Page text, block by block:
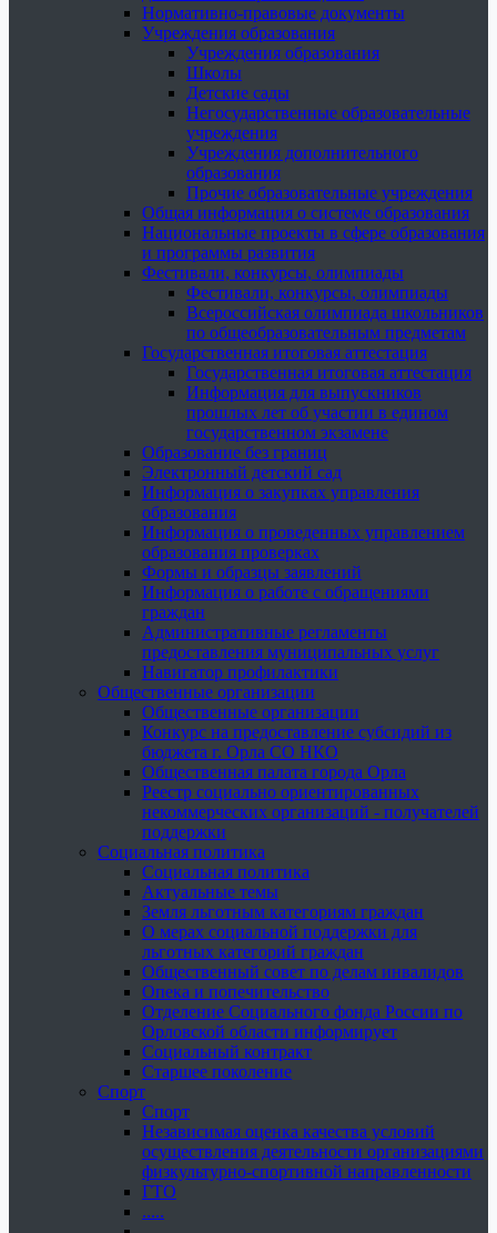
Нормативно-правовые документы
Учреждения образования
Учреждения образования
Школы
Детские сады
Негосударственные образовательные
учреждения
Учреждения дополнительного
образования
Прочие образовательные учреждения
Общая информация о системе образования
Национальные проекты в сфере образования
и программы развития
Фестивали, конкурсы, олимпиады
Фестивали, конкурсы, олимпиады
Всероссийская олимпиада школьников
по общеобразовательным предметам
Государственная итоговая аттестация
Государственная итоговая аттестация
Информация для выпускников
прошлых лет об участии в едином
государственном экзамене
Образование без границ
Электронный детский сад
Информация о закупках управления
образования
Информация о проведенных управлением
образования проверках
Формы и образцы заявлений
Информация о работе с обращениями
граждан
Административные регламенты
предоставления муниципальных услуг
Навигатор профилактики
Общественные организации
Общественные организации
Конкурс на предоставление субсидий из
бюджета г. Орла СО НКО
Общественная палата города Орла
Реестр социально ориентированных
некоммерческих организаций - получателей
поддержки
Социальная политика
Социальная политика
Актуальные темы
Земля льготным категориям граждан
О мерах социальной поддержки для
льготных категорий граждан
Общественный совет по делам инвалидов
Опека и попечительство
Отделение Социального фонда России по
Орловской области информирует
Социальный контракт
Старшее поколение
Спорт
Спорт
Независимая оценка качества условий
осуществления деятельности организациями
физкультурно-спортивной направленности
ГТО
.....